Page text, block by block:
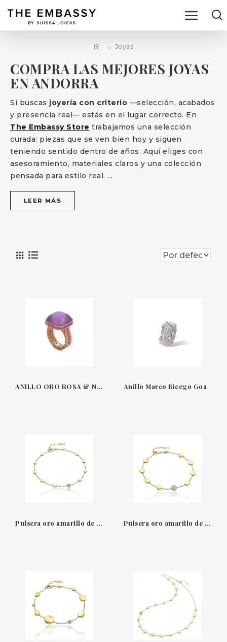
Joyas
COMPRA LAS MEJORES JOYAS
EN ANDORRA
Si buscas joyería con criterio —selección, acabados
y presencia real— estás en el lugar correcto. En
The Embassy Store trabajamos una selección
curada: piezas que se ven bien hoy y siguen
teniendo sentido dentro de años. Aquí eliges con
asesoramiento, materiales claros y una colección
pensada para estilo real. ...
LEER MÁS
ANILLO ORO ROSA & NÁCAR-AMATISTA-CORAL ROJO-ZAFIROS ROJOS ROMAN BAROCCO ROBERTO COIN AZV888RI1860RGA Anillo Marco Bicego Goa
Pulsera oro amarillo de 18 kt y diamantes Armillas Glow Chimento Pulsera oro amarillo de 18 kt y diamantes Armillas Glow Chimento